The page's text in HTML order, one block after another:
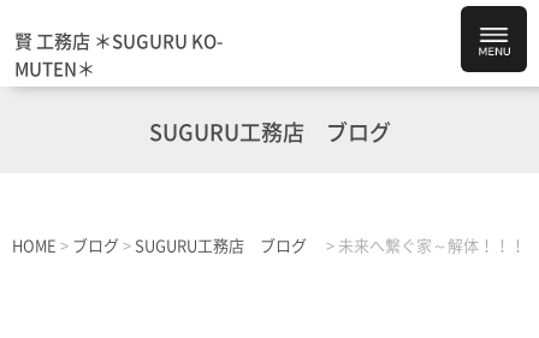
賢 工務店 ＊SUGURU KO-
MUTEN＊
SUGURU工務店 ブログ
HOME > ブログ > SUGURU工務店 ブログ > 未来へ繋ぐ家～解体！！！